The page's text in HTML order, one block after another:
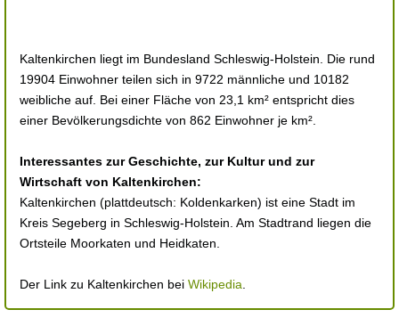
Kaltenkirchen liegt im Bundesland Schleswig-Holstein. Die rund
19904 Einwohner teilen sich in 9722 männliche und 10182
weibliche auf. Bei einer Fläche von 23,1 km² entspricht dies
einer Bevölkerungsdichte von 862 Einwohner je km².
Interessantes zur Geschichte, zur Kultur und zur
Wirtschaft von Kaltenkirchen:
Kaltenkirchen (plattdeutsch: Koldenkarken) ist eine Stadt im
Kreis Segeberg in Schleswig-Holstein. Am Stadtrand liegen die
Ortsteile Moorkaten und Heidkaten.
Der Link zu Kaltenkirchen bei Wikipedia